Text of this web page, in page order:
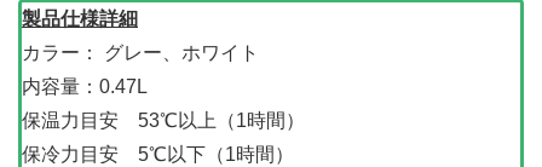
製品仕様詳細
カラー： グレー、ホワイト
内容量：0.47L
保温力目安 53℃以上（1時間）
保冷力目安 5℃以下（1時間）